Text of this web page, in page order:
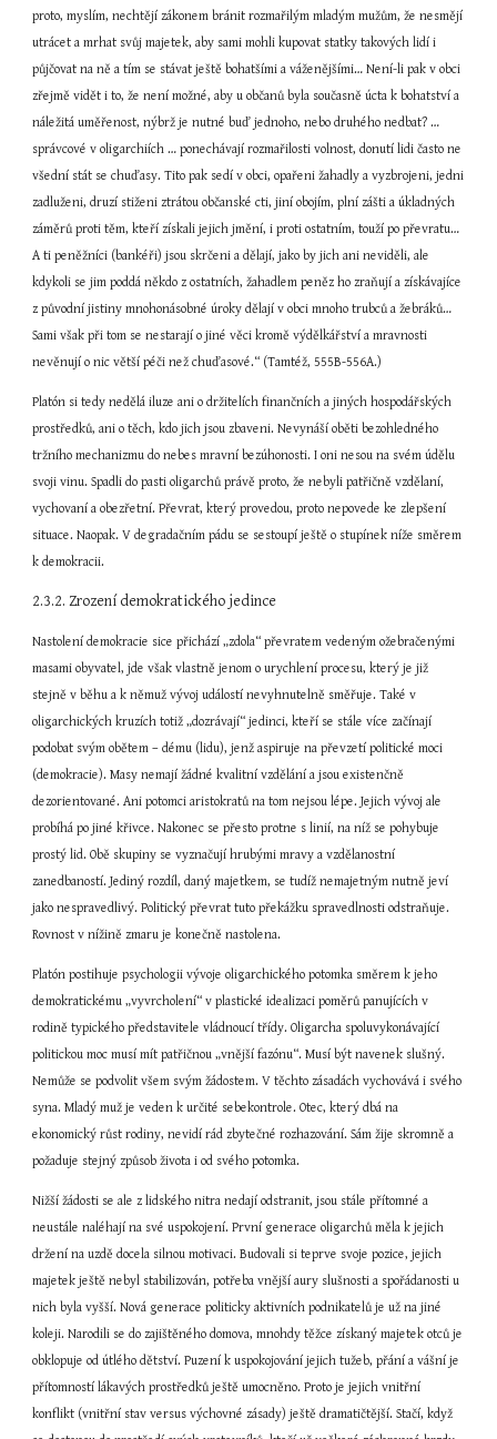
proto, myslím, nechtějí zákonem bránit rozmařilým mladým mužům, že nesmějí
utrácet a mrhat svůj majetek, aby sami mohli kupovat statky takových lidí i
půjčovat na ně a tím se stávat ještě bohatšími a váženějšími… Není-li pak v obci
zřejmě vidět i to, že není možné, aby u občanů byla současně úcta k bohatství a
náležitá uměřenost, nýbrž je nutné buď jednoho, nebo druhého nedbat? …
správcové v oligarchiích … ponechávají rozmařilosti volnost, donutí lidi často ne
všední stát se chuďasy. Tito pak sedí v obci, opařeni žahadly a vyzbrojeni, jedni
zadluženi, druzí stiženi ztrátou občanské cti, jiní obojím, plní zášti a úkladných
záměrů proti těm, kteří získali jejich jmění, i proti ostatním, touží po převratu…
A ti peněžníci (bankéři) jsou skrčeni a dělají, jako by jich ani neviděli, ale
kdykoli se jim poddá někdo z ostatních, žahadlem peněz ho zraňují a získávajíce
z původní jistiny mnohonásobné úroky dělají v obci mnoho trubců a žebráků…
Sami však při tom se nestarají o jiné věci kromě výdělkářství a mravnosti
nevěnují o nic větší péči než chuďasové.“ (Tamtéž, 555B-556A.)
Platón si tedy nedělá iluze ani o držitelích finančních a jiných hospodářských
prostředků, ani o těch, kdo jich jsou zbaveni. Nevynáší oběti bezohledného
tržního mechanizmu do nebes mravní bezúhonosti. I oni nesou na svém údělu
svoji vinu. Spadli do pasti oligarchů právě proto, že nebyli patřičně vzdělaní,
vychovaní a obezřetní. Převrat, který provedou, proto nepovede ke zlepšení
situace. Naopak. V degradačním pádu se sestoupí ještě o stupínek níže směrem
k demokracii.
2.3.2. Zrození demokratického jedince
Nastolení demokracie sice přichází „zdola“ převratem vedeným ožebračenými
masami obyvatel, jde však vlastně jenom o urychlení procesu, který je již
stejně v běhu a k němuž vývoj událostí nevyhnutelně směřuje. Také v
oligarchických kruzích totiž „dozrávají“ jedinci, kteří se stále více začínají
podobat svým obětem – dému (lidu), jenž aspiruje na převzetí politické moci
(demokracie). Masy nemají žádné kvalitní vzdělání a jsou existenčně
dezorientované. Ani potomci aristokratů na tom nejsou lépe. Jejich vývoj ale
probíhá po jiné křivce. Nakonec se přesto protne s linií, na níž se pohybuje
prostý lid. Obě skupiny se vyznačují hrubými mravy a vzdělanostní
zanedbaností. Jediný rozdíl, daný majetkem, se tudíž nemajetným nutně jeví
jako nespravedlivý. Politický převrat tuto překážku spravedlnosti odstraňuje.
Rovnost v nížině zmaru je konečně nastolena.
Platón postihuje psychologii vývoje oligarchického potomka směrem k jeho
demokratickému „vyvrcholení“ v plastické idealizaci poměrů panujících v
rodině typického představitele vládnoucí třídy. Oligarcha spoluvykonávající
politickou moc musí mít patřičnou „vnější fazónu“. Musí být navenek slušný.
Nemůže se podvolit všem svým žádostem. V těchto zásadách vychovává i svého
syna. Mladý muž je veden k určité sebekontrole. Otec, který dbá na
ekonomický růst rodiny, nevidí rád zbytečné rozhazování. Sám žije skromně a
požaduje stejný způsob života i od svého potomka.
Nižší žádosti se ale z lidského nitra nedají odstranit, jsou stále přítomné a
neustále naléhají na své uspokojení. První generace oligarchů měla k jejich
držení na uzdě docela silnou motivaci. Budovali si teprve svoje pozice, jejich
majetek ještě nebyl stabilizován, potřeba vnější aury slušnosti a spořádanosti u
nich byla vyšší. Nová generace politicky aktivních podnikatelů je už na jiné
koleji. Narodili se do zajištěného domova, mnohdy těžce získaný majetek otců je
obklopuje od útlého dětství. Puzení k uspokojování jejich tužeb, přání a vášní je
přítomností lákavých prostředků ještě umocněno. Proto je jejich vnitřní
konflikt (vnitřní stav versus výchovné zásady) ještě dramatičtější. Stačí, když